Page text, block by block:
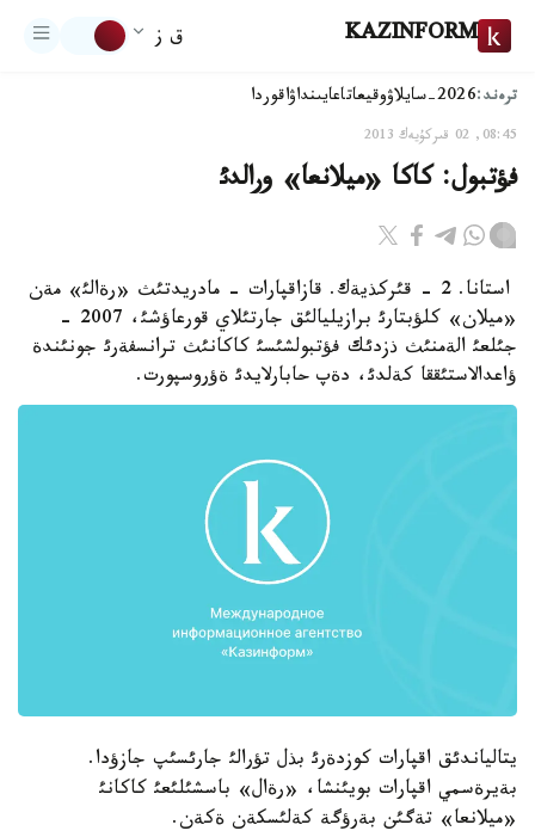
KAZINFORM ق ز
ترەند:2026-سايلاۋ وقيعاتاعايىنداۋاقوردا
08:45, 02 قىركۇيەك 2013
فؤتبول: كاكا «ميلانعا» ورالدئ
استانا. 2 - قئركذيةك. قازاقپارات - مادريدتئث «رةالئ» مةن
«ميلان» كلؤبتارئ برازيليالئق جارتئلاي قورعاؤشئ، 2007 -
جئلعئ الةمنئث ذزدئك فؤتبولشئسئ كاكانئث ترانسفةرئ جونئندة
ؤاعدالاستئققا كةلدئ، دةپ حابارلايدئ ةؤروسپورت.
يتالياندئق اقپارات كوزدةرئ بذل تؤرالئ جارئسئپ جازؤدا.
بةيرةسمي اقپارات بويئنشا، «رةال» باسشئلئعئ كاكانئ
«ميلانعا» تةگئن بةرؤگة كةلئسكةن ةكةن.